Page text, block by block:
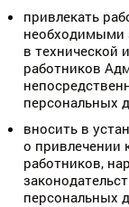
привлекать
необходимыми
в технической
работников
персональных
вносить в
о привлечении
работников,
персональных